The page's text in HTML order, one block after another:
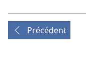
Précédent